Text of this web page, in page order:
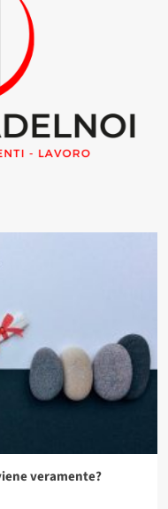
veramente?